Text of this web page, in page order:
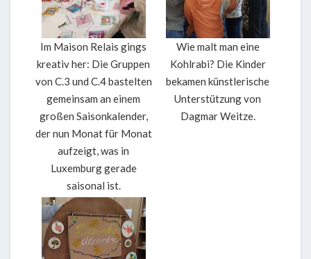
Im Maison Relais gings
kreativ her: Die Gruppen
von C.3 und C.4 bastelten
gemeinsam an einem
großen Saisonkalender,
der nun Monat für Monat
aufzeigt, was in
Luxemburg gerade
saisonal ist.
Wie malt man eine
Kohlrabi? Die Kinder
bekamen künstlerische
Unterstützung von
Dagmar Weitze.